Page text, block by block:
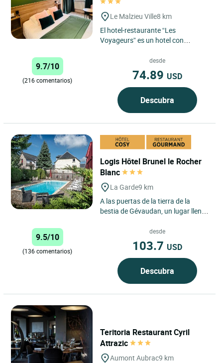
Le Malzieu Ville8 km
El hotel-restaurante “Les
Voyageurs” es un hotel con
región de Margeride, en el...
9.7/10
(216 comentarios)
desde
74.89 USD
Descubra
Logis Hôtel Brunel le Rocher
Blanc
La Garde9 km
A las puertas de la tierra de la
bestia de Gévaudan, un lugar lleno
Logis Hôtel du...
9.5/10
(136 comentarios)
desde
103.7 USD
Descubra
Teritoria Restaurant Cyril
Attrazic
Aumont Aubrac9 km